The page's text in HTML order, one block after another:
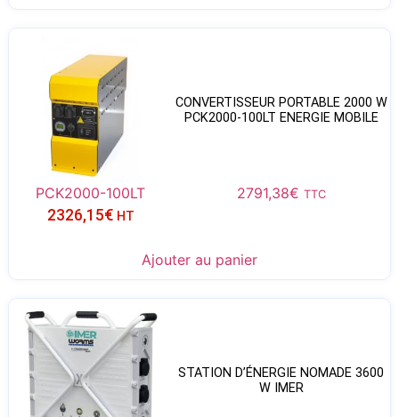
CONVERTISSEUR PORTABLE 2000 W
PCK2000-100LT ENERGIE MOBILE
PCK2000-100LT 2791,38€ TTC
2326,15€ HT
Ajouter au panier
STATION D’ÉNERGIE NOMADE 3600
W IMER